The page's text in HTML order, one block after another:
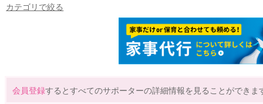
カテゴリで絞る
会員登録するとすべてのサポーターの詳細情報を見ることができま